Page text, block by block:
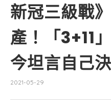
新冠三級戰
產！「3+11
今坦言自己
2021-05-29